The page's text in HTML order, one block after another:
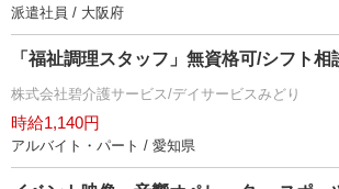
派遣社員 / 大阪府
「福祉調理スタッフ」無資格可/シフト
株式会社碧介護サービス/デイサービスみどり
時給1,140円
アルバイト・パート / 愛知県